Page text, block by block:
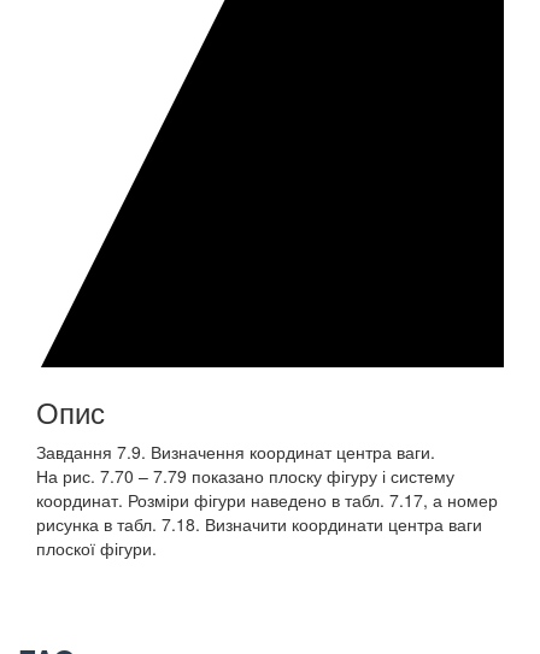
Опис
Завдання 7.9. Визначення координат центра ваги.
На рис. 7.70 – 7.79 показано плоску фігуру і систему
координат. Розміри фігури наведено в табл. 7.17, а номер
рисунка в табл. 7.18. Визначити координати центра ваги
плоскої фігури.